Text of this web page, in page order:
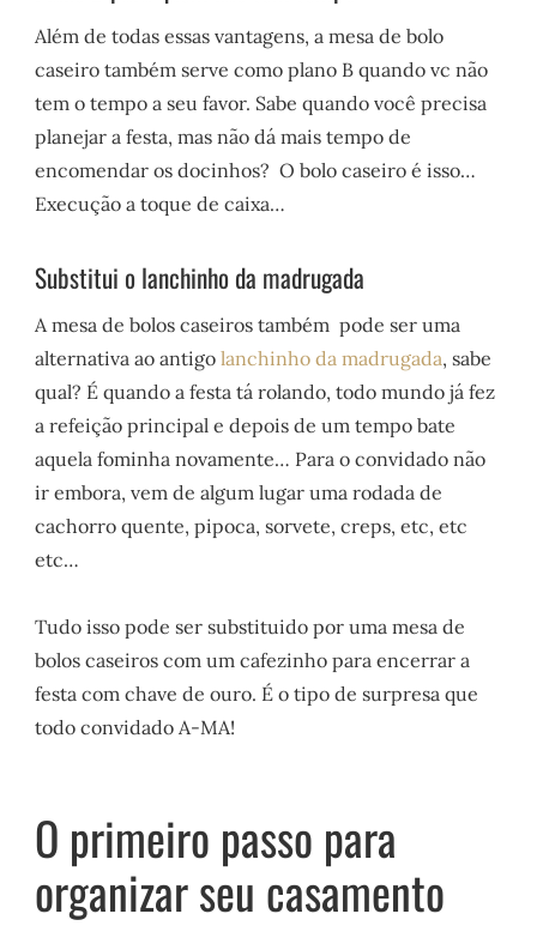
Além de todas essas vantagens, a mesa de bolo
caseiro também serve como plano B quando vc não
tem o tempo a seu favor. Sabe quando você precisa
planejar a festa, mas não dá mais tempo de
encomendar os docinhos?O bolo caseiro é isso…
Execução a toque de caixa…
Substitui o lanchinho da madrugada
A mesa de bolos caseiros também pode ser uma
alternativa ao antigo lanchinho da madrugada, sabe
qual? É quando a festa tá rolando, todo mundo já fez
a refeição principal e depois de um tempo bate
aquela fominha novamente… Para o convidado não
ir embora, vem de algum lugar uma rodada de
cachorro quente, pipoca, sorvete, creps, etc, etc
etc…
Tudo isso pode ser substituido por uma mesa de
bolos caseiros com um cafezinho para encerrar a
festa com chave de ouro. É o tipo de surpresa que
todo convidado A-MA!
O primeiro passo para
organizar seu casamento